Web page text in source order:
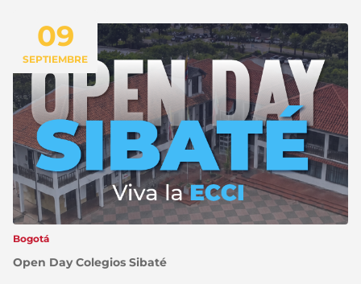
09
SEPTIEMBRE
Bogotá
Open Day Colegios Sibaté